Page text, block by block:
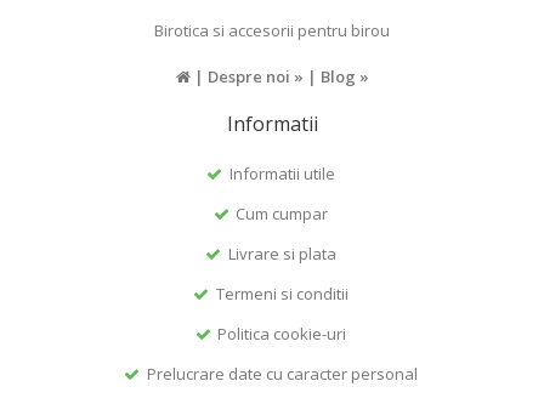
Birotica si accesorii pentru birou
| Despre noi » | Blog »
Informatii
Informatii utile
Cum cumpar
Livrare si plata
Termeni si conditii
Politica cookie-uri
Prelucrare date cu caracter personal